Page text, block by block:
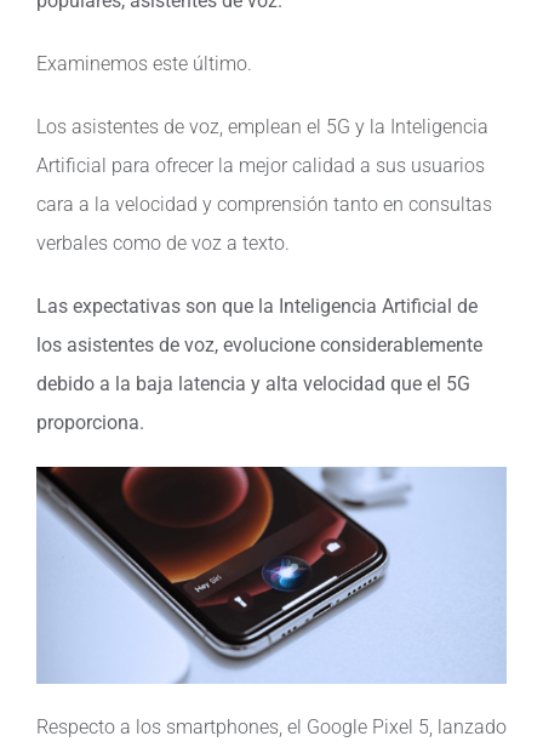
Examinemos este último.
Los asistentes de voz, emplean el 5G y la Inteligencia
Artificial para ofrecer la mejor calidad a sus usuarios
cara a la velocidad y comprensión tanto en consultas
verbales como de voz a texto.
Las expectativas son que la Inteligencia Artificial de
los asistentes de voz, evolucione considerablemente
debido a la baja latencia y alta velocidad que el 5G
proporciona.
Respecto a los smartphones, el Google Pixel 5, lanzado